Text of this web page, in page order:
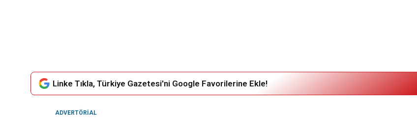
Linke Tıkla, Türkiye Gazetesi'ni Google Favorilerine Ekle!
ADVERTÖRIAL